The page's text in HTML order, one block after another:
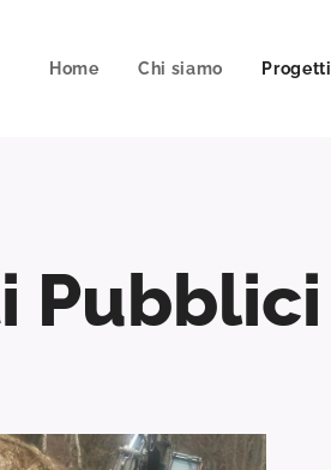
Home Chi siamo Progetti
Pubblici